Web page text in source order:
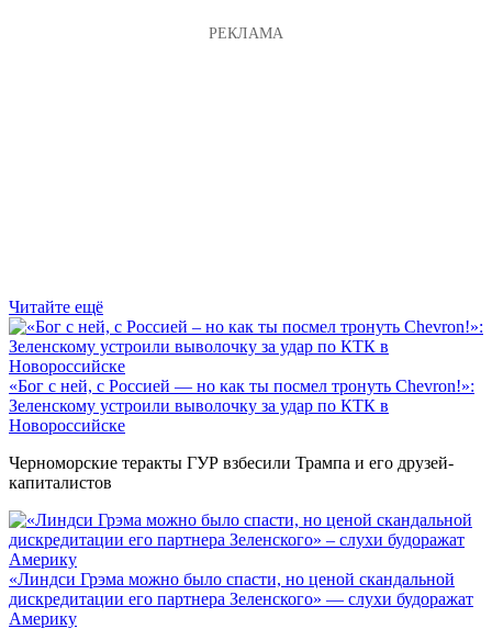
Читайте ещё
«Бог с ней, с Россией — но как ты посмел тронуть Chevron!»:
Зеленскому устроили выволочку за удар по КТК в
Новороссийске
Черноморские теракты ГУР взбесили Трампа и его друзей-
капиталистов
«Линдси Грэма можно было спасти, но ценой скандальной
дискредитации его партнера Зеленского» — слухи будоражат
Америку